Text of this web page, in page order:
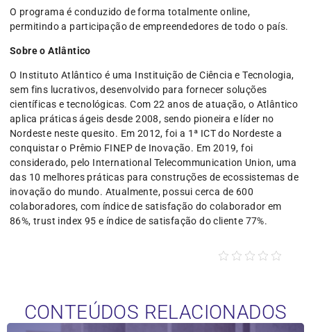
O programa é conduzido de forma totalmente online,
permitindo a participação de empreendedores de todo o país.
Sobre o Atlântico
O Instituto Atlântico é uma Instituição de Ciência e Tecnologia,
sem fins lucrativos, desenvolvido para fornecer soluções
científicas e tecnológicas. Com 22 anos de atuação, o Atlântico
aplica práticas ágeis desde 2008, sendo pioneira e líder no
Nordeste neste quesito. Em 2012, foi a 1ª ICT do Nordeste a
conquistar o Prêmio FINEP de Inovação. Em 2019, foi
considerado, pelo International Telecommunication Union, uma
das 10 melhores práticas para construções de ecossistemas de
inovação do mundo. Atualmente, possui cerca de 600
colaboradores, com índice de satisfação do colaborador em
86%, trust index 95 e índice de satisfação do cliente 77%.
CONTEÚDOS RELACIONADOS